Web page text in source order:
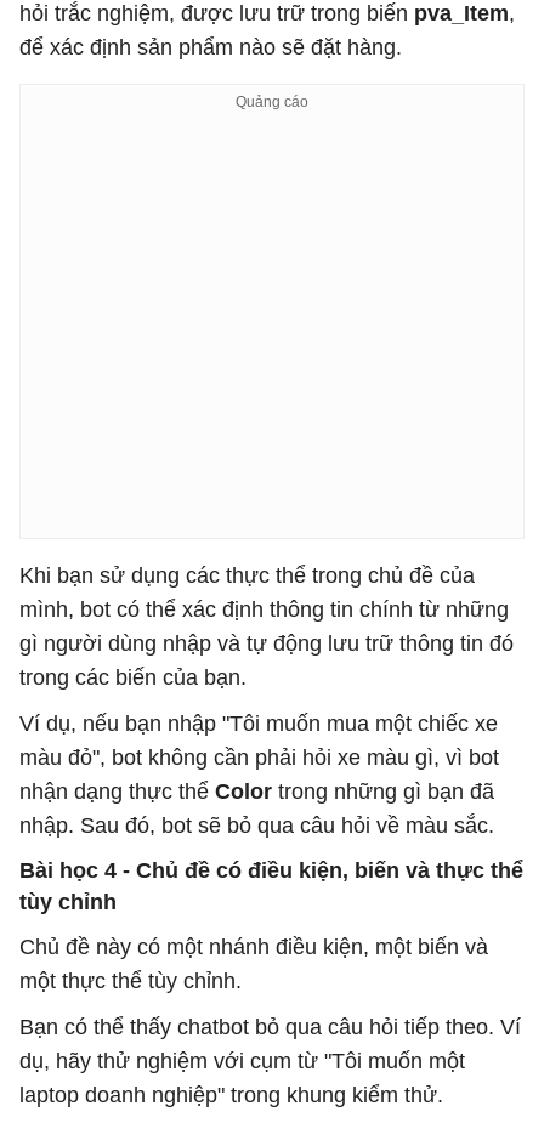
hỏi trắc nghiệm, được lưu trữ trong biến pva_Item,
để xác định sản phẩm nào sẽ đặt hàng.
Khi bạn sử dụng các thực thể trong chủ đề của
mình, bot có thể xác định thông tin chính từ những
gì người dùng nhập và tự động lưu trữ thông tin đó
trong các biến của bạn.
Ví dụ, nếu bạn nhập "Tôi muốn mua một chiếc xe
màu đỏ", bot không cần phải hỏi xe màu gì, vì bot
nhận dạng thực thể Color trong những gì bạn đã
nhập. Sau đó, bot sẽ bỏ qua câu hỏi về màu sắc.
Bài học 4 - Chủ đề có điều kiện, biến và thực thể
tùy chỉnh
Chủ đề này có một nhánh điều kiện, một biến và
một thực thể tùy chỉnh.
Bạn có thể thấy chatbot bỏ qua câu hỏi tiếp theo. Ví
dụ, hãy thử nghiệm với cụm từ "Tôi muốn một
laptop doanh nghiệp" trong khung kiểm thử.